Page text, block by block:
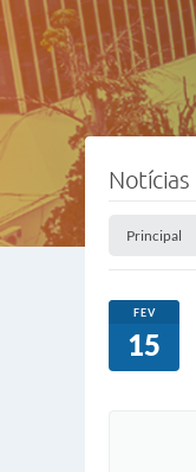
Notícias
Principal
FEV
15